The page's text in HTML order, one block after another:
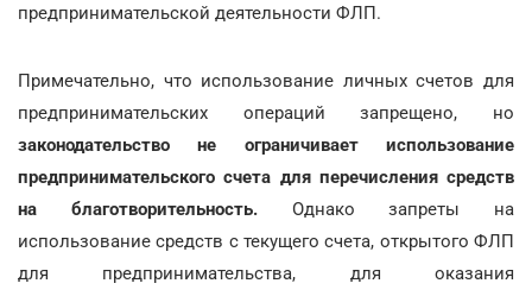
предпринимательской деятельности ФЛП.
Примечательно, что использование личных счетов для
предпринимательских операций запрещено, но
законодательство не ограничивает использование
предпринимательского счета для перечисления средств
на благотворительность.Однако запреты на
использование средств с текущего счета, открытого ФЛП
для предпринимательства, для оказания